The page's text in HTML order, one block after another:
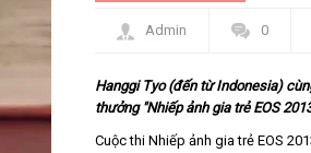
Admin 0
Hanggi Tyo (đến từ Indonesia)
thưởng "Nhiếp ảnh gia trẻ EOS
Cuộc thi Nhiếp ảnh gia trẻ EOS